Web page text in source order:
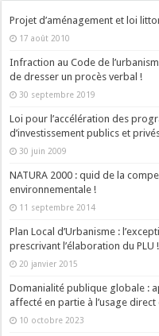
Projet d’aménagement et loi
17 août 2010
Infraction au Code de
de dresser un procès verbal !
30 septembre 2019
Loi pour l’accélération des
d’investissement publics et
30 juin 2009
NATURA 2000 : quid de la
environnementale !
11 septembre 2014
Plan Local d’Urbanisme :
prescrivant l’élaboration du PLU !
20 janvier 2015
Domanialité publique globale :
affecté en partie à l’usage
10 octobre 2023